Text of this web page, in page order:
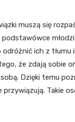
muszą się
ich z
że zdają sobie
Dzięki temu
przywiązują. Takie